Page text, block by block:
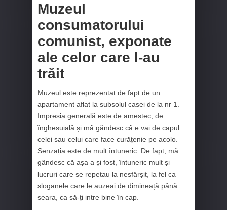
Muzeul
consumatorului
comunist, exponate
ale celor care l-au
trăit
Muzeul este reprezentat de fapt de un
apartament aflat la subsolul casei de la nr 1.
Impresia generală este de amestec, de
înghesuială și mă gândesc că e vai de capul
celei sau celui care face curățenie pe acolo.
Senzația este de mult întuneric. De fapt, mă
gândesc că așa a și fost, întuneric mult și
lucruri care se repetau la nesfârșit, la fel ca
sloganele care le auzeai de dimineață până
seara, ca să-ți intre bine în cap.